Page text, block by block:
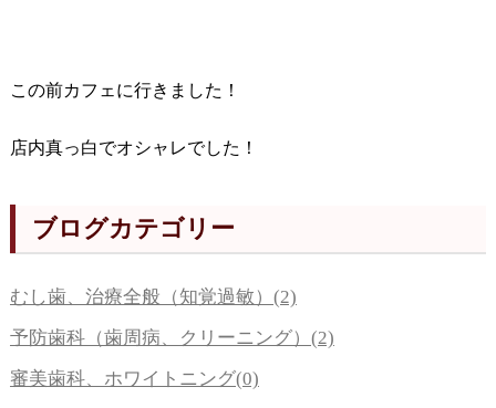
この前カフェに行きました！
店内真っ白でオシャレでした！
ブログカテゴリー
むし歯、治療全般（知覚過敏）(2)
予防歯科（歯周病、クリーニング）(2)
審美歯科、ホワイトニング(0)